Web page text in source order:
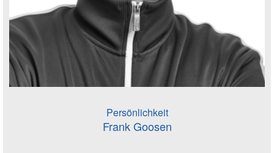
Persönlichkeit
Frank Goosen